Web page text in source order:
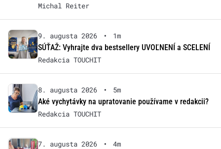
Michal Reiter
9. augusta 2026 •
1m
SÚŤAŽ: Vyhrajte dva bestsellery UVOĽNENÍ a SCELENÍ
Redakcia TOUCHIT
8. augusta 2026 •
5m
Aké vychytávky na upratovanie používame v redakcii?
Redakcia TOUCHIT
7. augusta 2026 •
4m